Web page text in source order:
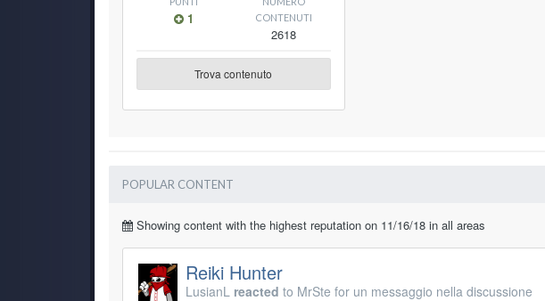
1
CONTENUTI
2618
Trova contenuto
POPULAR CONTENT
Showing content with the highest reputation on 11/16/18 in all areas
Reiki Hunter
LusianL reacted to MrSte for un messaggio nella discussione